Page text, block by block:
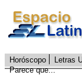
Horóscopo Letras
Parece que...